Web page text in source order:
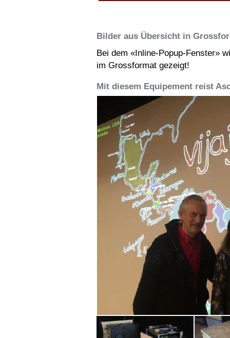
Bilder aus Übersicht in
Bei dem «Inline-Popup-Fenster»
im Grossformat gezeigt!
Mit diesem Equipement reist